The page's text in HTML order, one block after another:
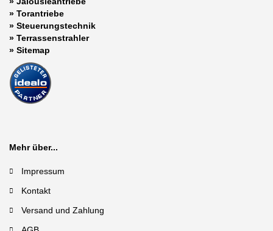
» Torantriebe
» Steuerungstechnik
» Terrassenstrahler
» Sitemap
Mehr über...
Impressum
Kontakt
Versand und Zahlung